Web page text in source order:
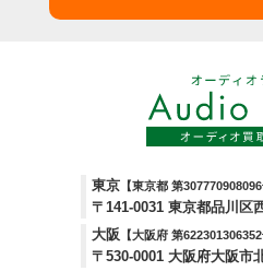
東京 【東京都 第307770908096
〒141-0031 東京都品川区
大阪
【大阪府 第622301306352
〒530-0001 大阪府大阪市